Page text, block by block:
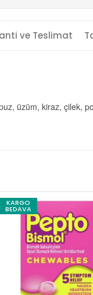
ve Teslimat
üzüm, kiraz, çilek,
KARGO
BEDAVA